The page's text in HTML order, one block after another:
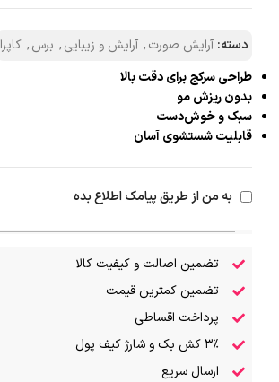
دسته: آرایش صورت, آرایش و زیبایی, برس, کاپرا
طراحی سرکج برای دقت بالا
بدون ریزش مو
سبک و خوش‌دست
قابلیت شستشوی آسان
به من از طریق پیامک اطلاع بده
تضمین اصالت و کیفیت کالا
تضمین کمترین قیمت
پرداخت اقساطی
۳٪ کش بک و شارژ کیف پول
ارسال سریع